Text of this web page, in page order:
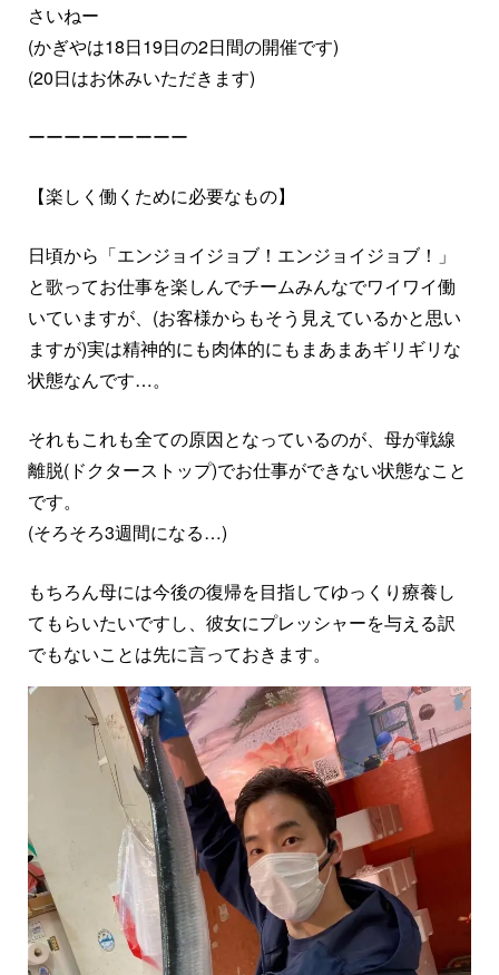
さいねー
(かぎやは18日19日の2日間の開催です)
(20日はお休みいただきます)
ーーーーーーーーー
【楽しく働くために必要なもの】
日頃から「エンジョイジョブ！エンジョイジョブ！」
と歌ってお仕事を楽しんでチームみんなでワイワイ働
いていますが、(お客様からもそう見えているかと思い
ますが)実は精神的にも肉体的にもまあまあギリギリな
状態なんです…。
それもこれも全ての原因となっているのが、母が戦線
離脱(ドクターストップ)でお仕事ができない状態なこと
です。
(そろそろ3週間になる…)
もちろん母には今後の復帰を目指してゆっくり療養し
てもらいたいですし、彼女にプレッシャーを与える訳
でもないことは先に言っておきます。